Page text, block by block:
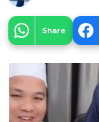
Share